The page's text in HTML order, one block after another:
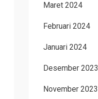
Maret 2024
Februari 2024
Januari 2024
Desember 2023
November 2023